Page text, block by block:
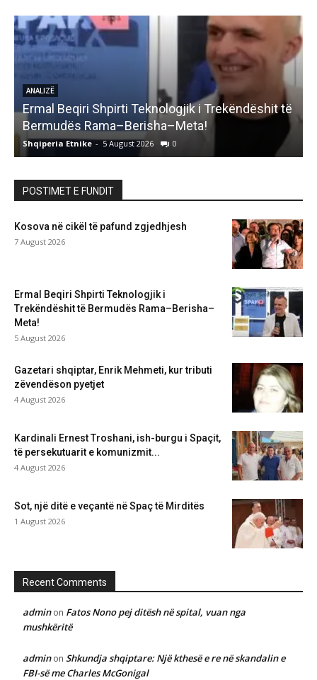
ANALIZË
Ermal Beqiri Shpirti Teknologjik i Trekëndëshit të
Bermudës Rama–Berisha–Meta!
Shqiperia Etnike - 5 August 2026 0
POSTIMET E FUNDIT
Kosova në cikël të pafund zgjedhjesh
7 August 2026
Ermal Beqiri Shpirti Teknologjik i
Trekëndëshit të Bermudës Rama–Berisha–
Meta!
5 August 2026
Gazetari shqiptar, Enrik Mehmeti, kur tributi
zëvendëson pyetjet
4 August 2026
Kardinali Ernest Troshani, ish-burgu i Spaçit,
të persekutuarit e komunizmit...
4 August 2026
Sot, një ditë e veçantë në Spaç të Mirditës
1 August 2026
Recent Comments
adminon Fatos Nono pej ditësh në spital, vuan nga
mushkëritë
adminon Shkundja shqiptare: Një kthesë e re në skandalin e
FBI-së me Charles McGonigal